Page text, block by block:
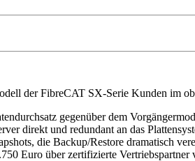
der FibreCAT SX-Serie Kunden im
gegenüber dem
direkt und redundant an das
die Backup/Restore dramatisch
Euro über zertifizierte